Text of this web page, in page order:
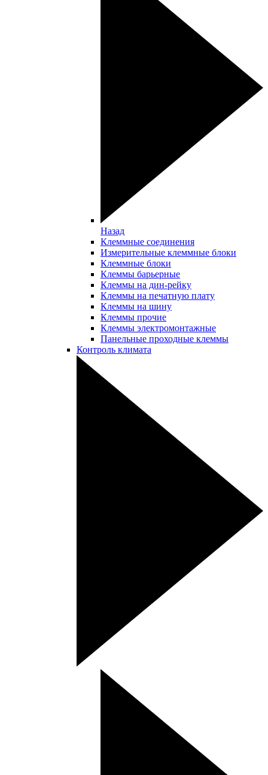
Назад
Клеммные соединения
Измерительные клеммные блоки
Клеммные блоки
Клеммы барьерные
Клеммы на дин-рейку
Клеммы на печатную плату
Клеммы на шину
Клеммы прочие
Клеммы электромонтажные
Панельные проходные клеммы
Контроль климата